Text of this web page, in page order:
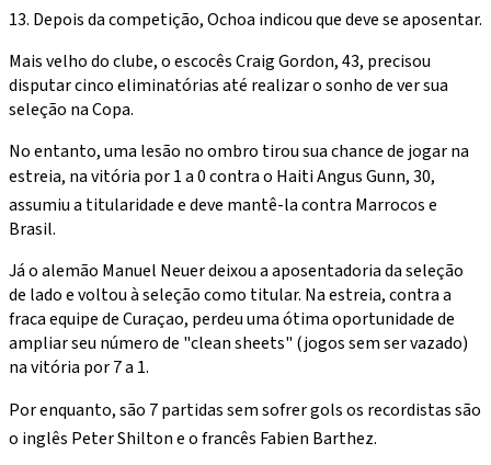
13. Depois da competição, Ochoa indicou que deve se aposentar.
Mais velho do clube, o escocês Craig Gordon, 43, precisou
disputar cinco eliminatórias até realizar o sonho de ver sua
seleção na Copa.
No entanto, uma lesão no ombro tirou sua chance de jogar na
estreia, na vitória por 1 a 0 contra o Haiti Angus Gunn, 30,
assumiu a titularidade e deve mantê-la contra Marrocos e
Brasil.
Já o alemão Manuel Neuer deixou a aposentadoria da seleção
de lado e voltou à seleção como titular. Na estreia, contra a
fraca equipe de Curaçao, perdeu uma ótima oportunidade de
ampliar seu número de "clean sheets" (jogos sem ser vazado)
na vitória por 7 a 1.
Por enquanto, são 7 partidas sem sofrer gols os recordistas são
o inglês Peter Shilton e o francês Fabien Barthez.